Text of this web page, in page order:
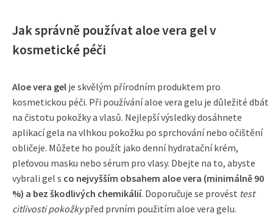
Jak správně používat aloe vera gel v
kosmetické péči
Aloe vera gel je skvělým přírodním produktem pro
kosmetickou péči. Při používání aloe vera gelu je důležité dbát
na čistotu pokožky a vlasů. Nejlepší výsledky dosáhnete
aplikací gela na vlhkou pokožku po sprchování nebo očištění
obličeje. Můžete ho použít jako denní hydratační krém,
pleťovou masku nebo sérum pro vlasy. Dbejte na to, abyste
vybrali gel s co nejvyšším obsahem aloe vera (minimálně 90
%) a bez škodlivých chemikálií. Doporučuje se provést test
citlivosti pokožkypřed prvním použitím aloe vera gelu.